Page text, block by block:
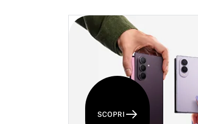
SCOPRI